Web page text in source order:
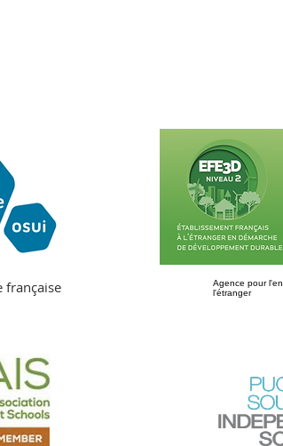
française
Agence pour
l'étranger